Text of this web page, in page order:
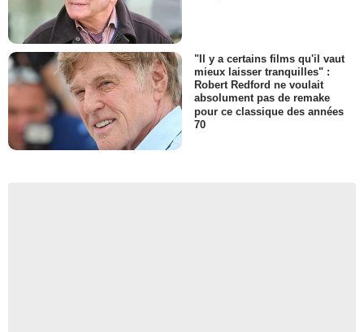
"Il y a certains films qu'il vaut
mieux laisser tranquilles" :
Robert Redford ne voulait
absolument pas de remake
pour ce classique des années
70